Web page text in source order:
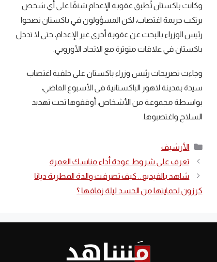
وكانت باكستان تُطبق عقوبة الإعدام شنقًا على أي شخص
يرتكب جريمة اغتصاب، لكن المسؤولون في باكستان نصحوا
رئيس الوزراء بالبحث عن عقوبة أخرى غير الإعدام، حتى لا تدخل
باكستان في علاقات متوترة مع الاتحاد الأوروبي.
وجاءت تصريحات رئيس وزراء باكستان على خلفية اغتصاب
سيدة بمدينة لاهور الباكستانية في الأسبوع الماضي،
بواسطة مجموعة من الأشخاص، أوقفوها تحت تهديد
السلاح واغتصبوها.
التصنيفات
الأرشيف
تعرف على شروط عودة أداء مناسك العمرة
شاهد بالفيديو .. كيف تصرفت والدة المطربة ديانا
كرزون لحمايتها من الحسد ليلة زفافها ؟